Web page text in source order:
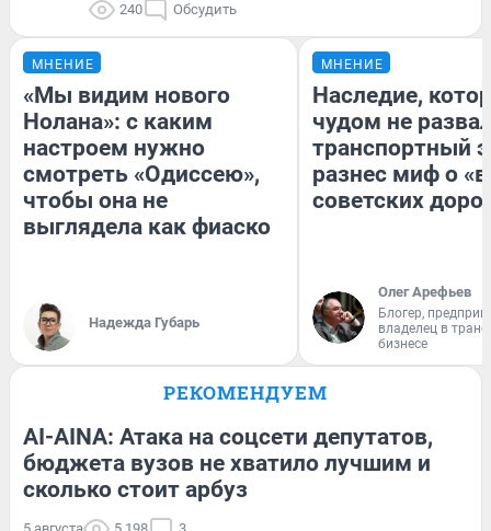
240 Обсудить
МНЕНИЕ
«Мы видим нового
Нолана»: с каким
настроем нужно
смотреть «Одиссею»,
чтобы она не
выглядела как фиаско
Надежда Губарь
МНЕНИЕ
Наследие,
чудом не
транспортный
разнес миф о
советских
Олег Арефьев
Блогер,
владелец в
бизнесе
РЕКОМЕНДУЕМ
AI-AINA: Атака на соцсети депутатов,
бюджета вузов не хватило лучшим и
сколько стоит арбуз